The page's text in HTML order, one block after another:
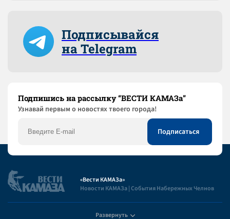
Подписывайся
на Telegram
Подпишись на рассылку “ВЕСТИ КАМАЗа”
Узнaвай первым о новостях твоего города!
«Вести КАМАЗа»
Новости КАМАЗа | События Набережных Челнов
Развернуть